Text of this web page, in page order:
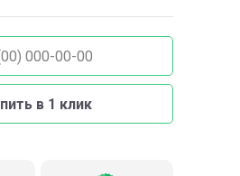
в 1 клик